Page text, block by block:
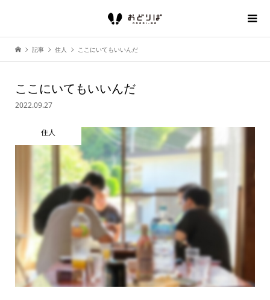
記事 住人 ここにいてもいいんだ
ここにいてもいいんだ
2022.09.27
住人